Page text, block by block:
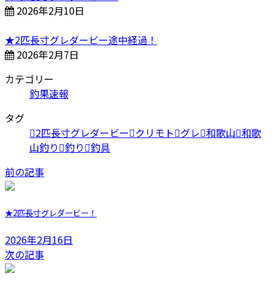
2026年2月10日
★2匹長寸グレダービー途中経過！
2026年2月7日
カテゴリー
釣果速報
タグ
2匹長寸グレダービー クリモト グレ 和歌山 和歌
山釣り 釣り 釣具
前の記事
★2匹長寸グレダービー！
2026年2月16日
次の記事